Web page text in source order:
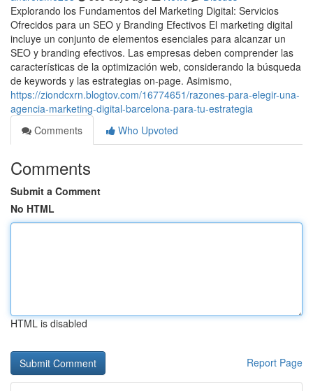
Explorando los Fundamentos del Marketing Digital: Servicios
Ofrecidos para un SEO y Branding Efectivos El marketing digital
incluye un conjunto de elementos esenciales para alcanzar un
SEO y branding efectivos. Las empresas deben comprender las
características de la optimización web, considerando la búsqueda
de keywords y las estrategias on-page. Asimismo,
https://ziondcxrn.blogtov.com/16774651/razones-para-elegir-una-
agencia-marketing-digital-barcelona-para-tu-estrategia
Comments
Who Upvoted
Comments
Submit a Comment
No HTML
HTML is disabled
Report Page